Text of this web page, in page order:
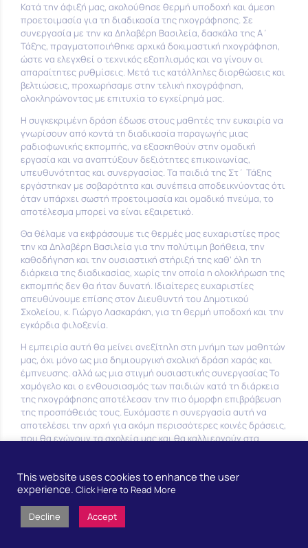
Κατά την άφιξή μας, ακολούθησε θερμή υποδοχή και άμεση
προετοιμασία για τη διαδικασία της ηχογράφησης. Σε
συνεργασία με την κα Δηλαβέρη Βασιλεία, δασκάλα της Α΄
Τάξης, πραγματοποιήθηκε αρχικά δοκιμαστική ηχογράφηση,
ώστε να ελεγχθεί ο τεχνικός εξοπλισμός και να γίνουν οι
απαραίτητες ρυθμίσεις. Μετά τις κατάλληλες διορθώσεις και
βελτιώσεις, προχωρήσαμε στην τελική ηχογράφηση,
ολοκληρώνοντας με επιτυχία το εγχείρημά μας.
Η συγκεκριμένη δράση έδωσε στους μαθητές την ευκαιρία να
γνωρίσουν από κοντά τη διαδικασία παραγωγής μιας
ραδιοφωνικής εκπομπής, να εξασκηθούν στην ομαδική
εργασία και να αναπτύξουν δεξιότητες επικοινωνίας,
υπευθυνότητας και συνεργασίας. Τα παιδιά της Στ΄ Τάξης
εργάστηκαν με σοβαρότητα και συνέπεια αποδεικνύοντας ότι
όταν υπάρχει σωστή προετοιμασία και ομαδικό πνεύμα, το
αποτέλεσμα μπορεί να είναι εξαιρετικό.
Θα θέλαμε να εκφράσουμε τις θερμές μας ευχαριστίες προς
την κα Δηλαβέρη Βασιλεία για την πολύτιμη βοήθεια, την
καθοδήγηση και την ουσιαστική στήριξή της καθ’ όλη τη
διάρκεια της διαδικασίας, χωρίς την οποία η ολοκλήρωση της
εκπομπής δεν θα ήταν δυνατή. Ιδιαίτερες ευχαριστίες
απευθύνουμε επίσης στον Διευθυντή του Δημοτικού
Σχολείου, κ. Γιώργο Λασκαράκη, για τη θερμή υποδοχή και την
εγκάρδια φιλοξενία.
Η εμπειρία αυτή θα μείνει ανεξίτηλη στη μνήμη των μαθητών
μας, όχι μόνο ως μια δημιουργική σχολική δράση χαράς και
έμπνευσης. αλλά ως μια στιγμή ουσιαστικής συνεργασίας Το
χαμόγελο και ο ενθουσιασμός των παιδιών κατά τη διάρκεια
της ηχογράφησης αποτέλεσαν την πιο όμορφη επιβράβευση
της προσπάθειάς τους. Ευχόμαστε η συνεργασία αυτή να
αποτελέσει την αρχή για ακόμη περισσότερες κοινές δράσεις,
που θα ενώνουν τα σχολεία μας και θα καλλιεργούν στα
This website uses cookies to enhance the user
experience. Click Here to Read More
Decline Accept